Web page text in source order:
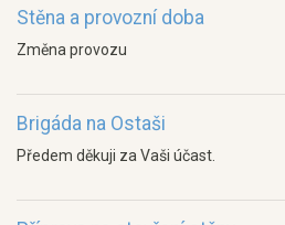
Stěna a provozní doba
Změna provozu
Brigáda na Ostaši
Předem děkuji za Vaši účast.